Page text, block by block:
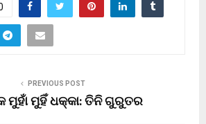
PREVIOUS POST
ମୁହାଁ ମୁହିଁ ଧକ୍କା: ତିନି ଗୁରୁତର